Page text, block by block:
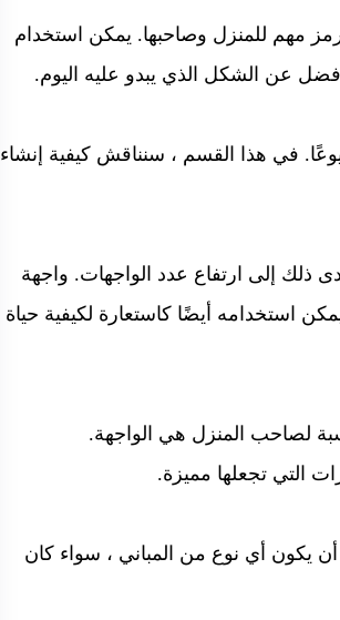
مهم للمنزل وصاحبها. يمكن استخدام
عن الشكل الذي يبدو عليه اليوم.
في هذا القسم ، سنناقش كيفية إنشاء
ذلك إلى ارتفاع عدد الواجهات. واجهة
استخدامه أيضًا كاستعارة لكيفية حياة
لصاحب المنزل هي الواجهة.
التي تجعلها مميزة.
أن يكون أي نوع من المباني ، سواء كان